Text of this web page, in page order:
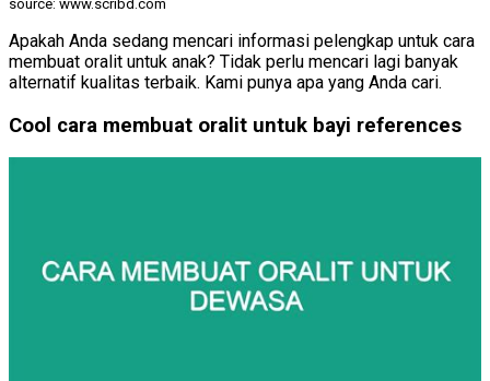
source: www.scribd.com
Apakah Anda sedang mencari informasi pelengkap untuk cara
membuat oralit untuk anak? Tidak perlu mencari lagi banyak
alternatif kualitas terbaik. Kami punya apa yang Anda cari.
Cool cara membuat oralit untuk bayi references